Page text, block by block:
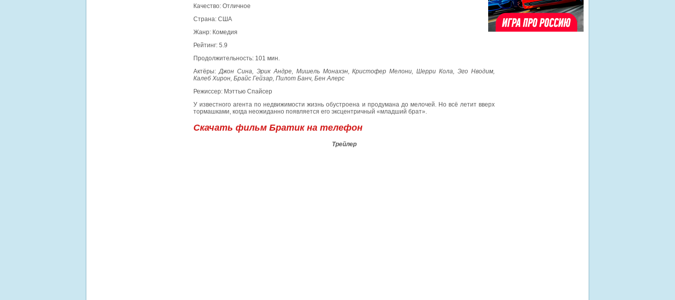
Качество: Отличное
Страна: США
Жанр: Комедия
Рейтинг: 5.9
Продолжительность: 101 мин.
Актёры:Джон Сина, Эрик Андре, Мишель Монахэн, Кристофер Мелони, Шерри Кола, Эго Нводим,
Калеб Хирон, Брайс Гейзар, Пилот Банч, Бен Алерс
Режиссер: Мэттью Спайсер
У известного агента по недвижимости жизнь обустроена и продумана до мелочей. Но всё летит вверх
тормашками, когда неожиданно появляется его эксцентричный «младший брат».
Скачать фильм Братик на телефон
Трейлер